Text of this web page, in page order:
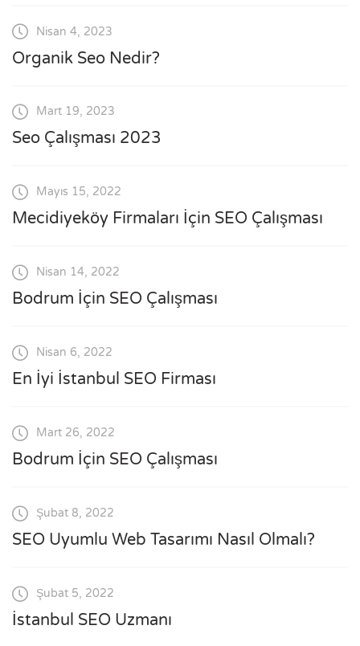
Nisan 4, 2023
Organik Seo Nedir?
Mart 19, 2023
Seo Çalışması 2023
Mayıs 15, 2022
Mecidiyeköy Firmaları İçin SEO Çalışması
Nisan 14, 2022
Bodrum İçin SEO Çalışması
Nisan 6, 2022
En İyi İstanbul SEO Firması
Mart 26, 2022
Bodrum İçin SEO Çalışması
Şubat 8, 2022
SEO Uyumlu Web Tasarımı Nasıl Olmalı?
Şubat 5, 2022
İstanbul SEO Uzmanı